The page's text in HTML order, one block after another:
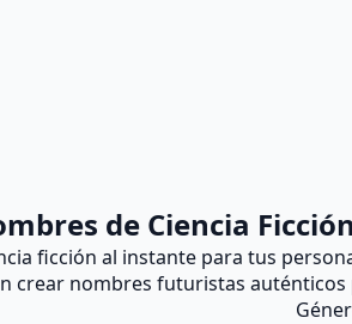
de Ciencia
ficción al instante para tus
crear nombres futuristas